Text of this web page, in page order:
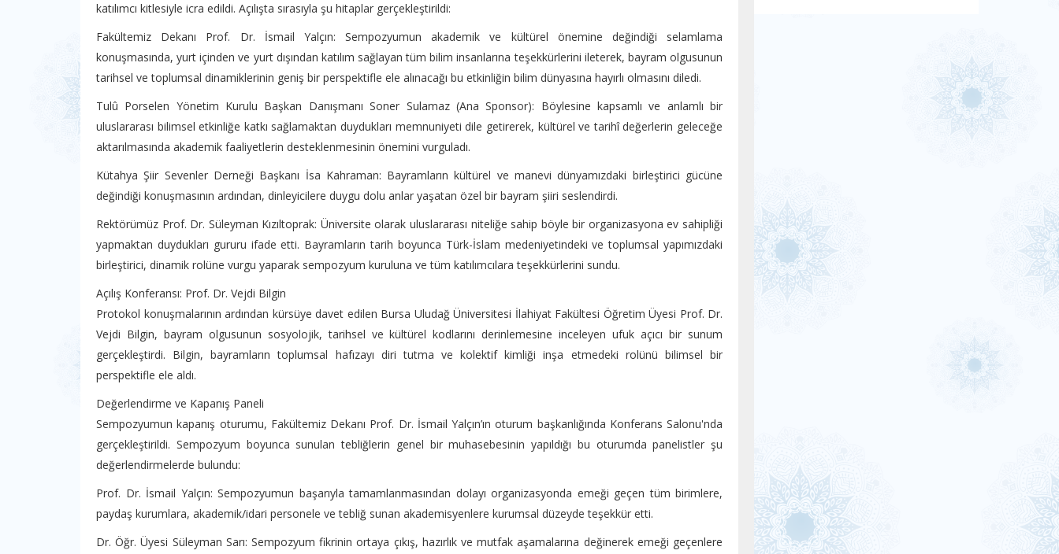
katılımcı kitlesiyle icra edildi. Açılışta sırasıyla şu hitaplar gerçekleştirildi:
Fakültemiz Dekanı Prof. Dr. İsmail Yalçın: Sempozyumun akademik ve kültürel önemine değindiği selamlama
konuşmasında, yurt içinden ve yurt dışından katılım sağlayan tüm bilim insanlarına teşekkürlerini ileterek, bayram olgusunun
tarihsel ve toplumsal dinamiklerinin geniş bir perspektifle ele alınacağı bu etkinliğin bilim dünyasına hayırlı olmasını diledi.
Tulû Porselen Yönetim Kurulu Başkan Danışmanı Soner Sulamaz (Ana Sponsor): Böylesine kapsamlı ve anlamlı bir
uluslararası bilimsel etkinliğe katkı sağlamaktan duydukları memnuniyeti dile getirerek, kültürel ve tarihî değerlerin geleceğe
aktarılmasında akademik faaliyetlerin desteklenmesinin önemini vurguladı.
Kütahya Şiir Sevenler Derneği Başkanı İsa Kahraman: Bayramların kültürel ve manevi dünyamızdaki birleştirici gücüne
değindiği konuşmasının ardından, dinleyicilere duygu dolu anlar yaşatan özel bir bayram şiiri seslendirdi.
Rektörümüz Prof. Dr. Süleyman Kızıltoprak: Üniversite olarak uluslararası niteliğe sahip böyle bir organizasyona ev sahipliği
yapmaktan duydukları gururu ifade etti. Bayramların tarih boyunca Türk-İslam medeniyetindeki ve toplumsal yapımızdaki
birleştirici, dinamik rolüne vurgu yaparak sempozyum kuruluna ve tüm katılımcılara teşekkürlerini sundu.
Açılış Konferansı: Prof. Dr. Vejdi Bilgin
Protokol konuşmalarının ardından kürsüye davet edilen Bursa Uludağ Üniversitesi İlahiyat Fakültesi Öğretim Üyesi Prof. Dr.
Vejdi Bilgin, bayram olgusunun sosyolojik, tarihsel ve kültürel kodlarını derinlemesine inceleyen ufuk açıcı bir sunum
gerçekleştirdi. Bilgin, bayramların toplumsal hafızayı diri tutma ve kolektif kimliği inşa etmedeki rolünü bilimsel bir
perspektifle ele aldı.
Değerlendirme ve Kapanış Paneli
Sempozyumun kapanış oturumu, Fakültemiz Dekanı Prof. Dr. İsmail Yalçın’ın oturum başkanlığında Konferans Salonu'nda
gerçekleştirildi. Sempozyum boyunca sunulan tebliğlerin genel bir muhasebesinin yapıldığı bu oturumda panelistler şu
değerlendirmelerde bulundu:
Prof. Dr. İsmail Yalçın: Sempozyumun başarıyla tamamlanmasından dolayı organizasyonda emeği geçen tüm birimlere,
paydaş kurumlara, akademik/idari personele ve tebliğ sunan akademisyenlere kurumsal düzeyde teşekkür etti.
Dr. Öğr. Üyesi Süleyman Sarı: Sempozyum fikrinin ortaya çıkış, hazırlık ve mutfak aşamalarına değinerek emeği geçenlere